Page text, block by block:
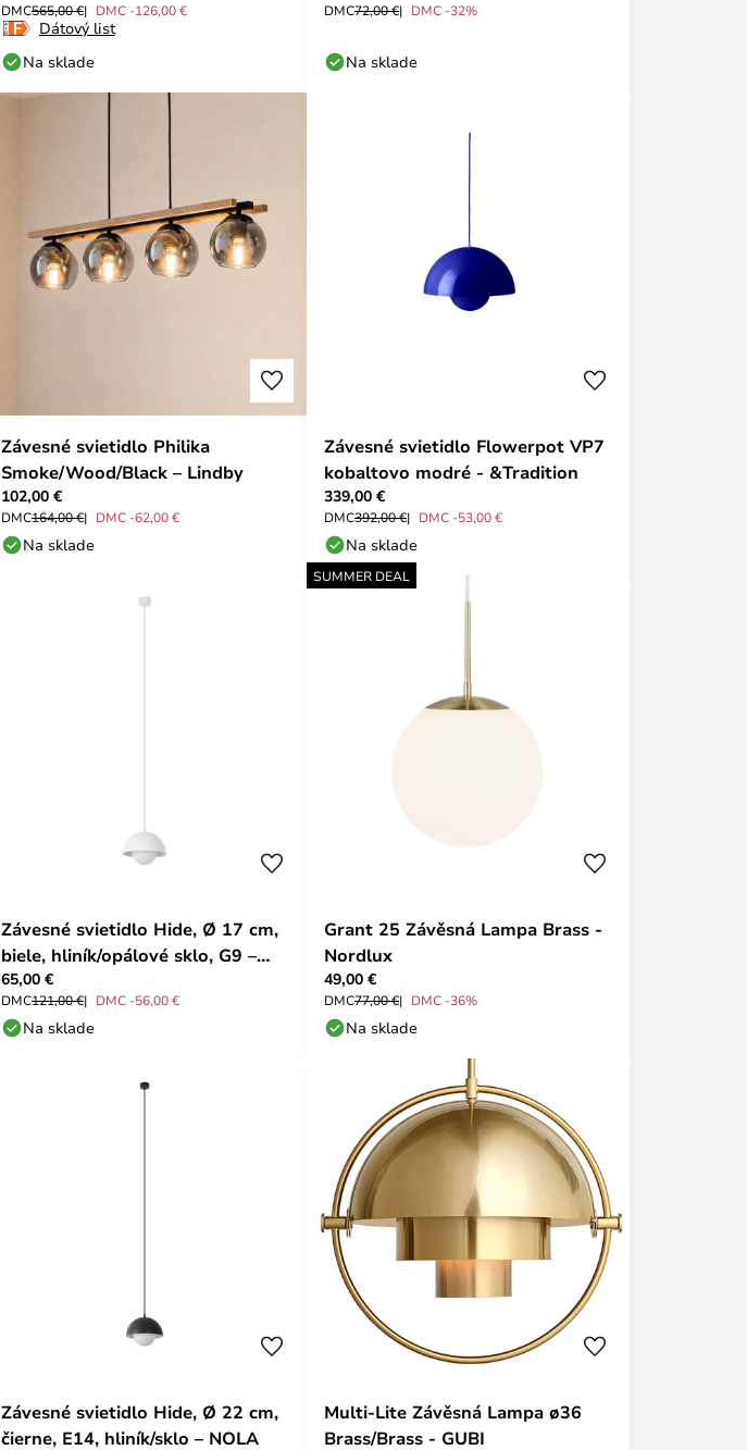
DMC565,00 € DMC -126,00 €
Dátový list
Na sklade
DMC72,00 € DMC -32%
Na sklade
Závesné svietidlo Philika
Smoke/Wood/Black – Lindby
102,00 €
DMC164,00 € DMC -62,00 €
Na sklade
Závesné svietidlo Flowerpot VP7
kobaltovo modré - &Tradition
339,00 €
DMC392,00 € DMC -53,00 €
Na sklade
Závesné svietidlo Hide, Ø 17 cm,
biele, hliník/opálové sklo, G9 –
NOLA
65,00 €
DMC121,00 € DMC -56,00 €
Na sklade
SUMMER DEAL
Grant 25 Závěsná Lampa Brass -
Nordlux
49,00 €
DMC77,00 € DMC -36%
Na sklade
Závesné svietidlo Hide, Ø 22 cm,
čierne, E14, hliník/sklo – NOLA
Multi-Lite Závěsná Lampa ø36
Brass/Brass - GUBI